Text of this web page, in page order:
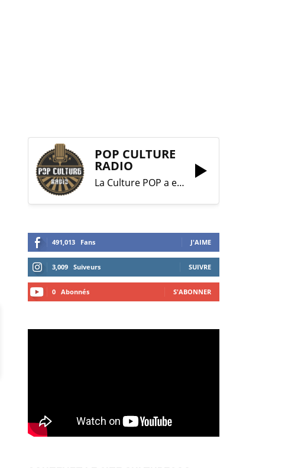
POP CULTURE
RADIO
La Culture POP a enfin trouvé sa RADIO !
491,013 Fans J'AIME
3,009 Suiveurs SUIVRE
0 Abonnés S'ABONNER